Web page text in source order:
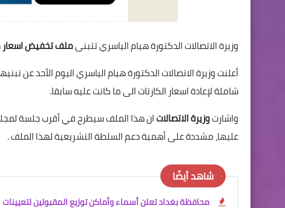
وزيرة الاتصالات الدكتورة هيام الياسري تتبنىملف تخفيض اسعار
أعلنت وزيرة الاتصالات الدكتورة هيام الياسري اليوم الأحد عن
شاملة لإعادة اسعار الكارتات الى ما كانت عليه سابقا.
واشارتوزيرة الاتصالات
عليها، مشددة على أهمية دعم السلطة التشريعية لهذا الملف .
شاهد أيضًا
محافظة بغداد تعلن أسماء وأماكن توزيع المقبولين لتعيينات